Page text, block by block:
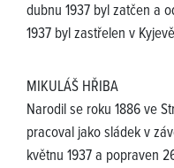
dubnu 1937 byl zatčen a
1937 byl zastřelen v
MIKULÁŠ HŘIBA
Narodil se roku 1886 ve
pracoval jako sládek v
květnu 1937 a popraven